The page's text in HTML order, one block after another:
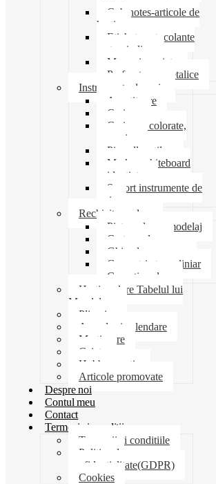
Cub notes-articole de
hartie
Etichete autocolante
carton indigo
Mape si serviete
Perforatoare metalice
Instrumente de scris
Ascutitoare
Carioca
Creioane colorate,
mecanice
Pix roller stilou
Marker whiteboard
evidentiator
Suport instrumente de
scris
Rechizite scolare
Pictura desen modelaj
Creta scolara
Ghiozdane penare
Geometrie trusa liniar
Coperti scolare
Harti scolare Tabelul lui
Mendeleev
Plicuri
Agende si calendare
Martisoare
Caiete
Hobby creatie
Articole promovate
Despre noi
Contul meu
Contact
Termeni si conditii
Termenii si conditiile
Politica de
confidentialitate(GDPR)
Cookies